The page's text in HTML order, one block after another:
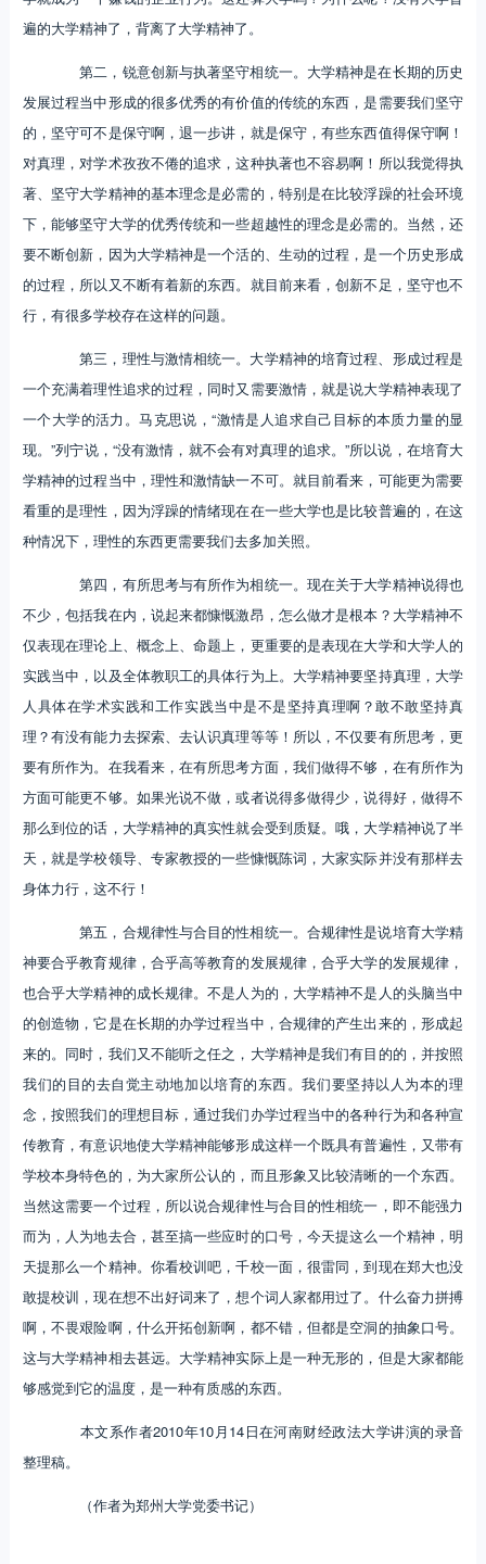
遍的大学精神了，背离了大学精神了。
第二，锐意创新与执著坚守相统一。大学精神是在长期的历史
发展过程当中形成的很多优秀的有价值的传统的东西，是需要我们坚守
的，坚守可不是保守啊，退一步讲，就是保守，有些东西值得保守啊！
对真理，对学术孜孜不倦的追求，这种执著也不容易啊！所以我觉得执
著、坚守大学精神的基本理念是必需的，特别是在比较浮躁的社会环境
下，能够坚守大学的优秀传统和一些超越性的理念是必需的。当然，还
要不断创新，因为大学精神是一个活的、生动的过程，是一个历史形成
的过程，所以又不断有着新的东西。就目前来看，创新不足，坚守也不
行，有很多学校存在这样的问题。
第三，理性与激情相统一。大学精神的培育过程、形成过程是
一个充满着理性追求的过程，同时又需要激情，就是说大学精神表现了
一个大学的活力。马克思说，“激情是人追求自己目标的本质力量的显
现。”列宁说，“没有激情，就不会有对真理的追求。”所以说，在培育大
学精神的过程当中，理性和激情缺一不可。就目前看来，可能更为需要
看重的是理性，因为浮躁的情绪现在在一些大学也是比较普遍的，在这
种情况下，理性的东西更需要我们去多加关照。
第四，有所思考与有所作为相统一。现在关于大学精神说得也
不少，包括我在内，说起来都慷慨激昂，怎么做才是根本？大学精神不
仅表现在理论上、概念上、命题上，更重要的是表现在大学和大学人的
实践当中，以及全体教职工的具体行为上。大学精神要坚持真理，大学
人具体在学术实践和工作实践当中是不是坚持真理啊？敢不敢坚持真
理？有没有能力去探索、去认识真理等等！所以，不仅要有所思考，更
要有所作为。在我看来，在有所思考方面，我们做得不够，在有所作为
方面可能更不够。如果光说不做，或者说得多做得少，说得好，做得不
那么到位的话，大学精神的真实性就会受到质疑。哦，大学精神说了半
天，就是学校领导、专家教授的一些慷慨陈词，大家实际并没有那样去
身体力行，这不行！
第五，合规律性与合目的性相统一。合规律性是说培育大学精
神要合乎教育规律，合乎高等教育的发展规律，合乎大学的发展规律，
也合乎大学精神的成长规律。不是人为的，大学精神不是人的头脑当中
的创造物，它是在长期的办学过程当中，合规律的产生出来的，形成起
来的。同时，我们又不能听之任之，大学精神是我们有目的的，并按照
我们的目的去自觉主动地加以培育的东西。我们要坚持以人为本的理
念，按照我们的理想目标，通过我们办学过程当中的各种行为和各种宣
传教育，有意识地使大学精神能够形成这样一个既具有普遍性，又带有
学校本身特色的，为大家所公认的，而且形象又比较清晰的一个东西。
当然这需要一个过程，所以说合规律性与合目的性相统一，即不能强力
而为，人为地去合，甚至搞一些应时的口号，今天提这么一个精神，明
天提那么一个精神。你看校训吧，千校一面，很雷同，到现在郑大也没
敢提校训，现在想不出好词来了，想个词人家都用过了。什么奋力拼搏
啊，不畏艰险啊，什么开拓创新啊，都不错，但都是空洞的抽象口号。
这与大学精神相去甚远。大学精神实际上是一种无形的，但是大家都能
够感觉到它的温度，是一种有质感的东西。
本文系作者2010年10月14日在河南财经政法大学讲演的录音
整理稿。
（作者为郑州大学党委书记）